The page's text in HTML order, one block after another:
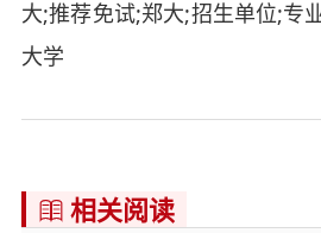
大;推荐免试;郑大;招生单位;专
大学
 相关阅读